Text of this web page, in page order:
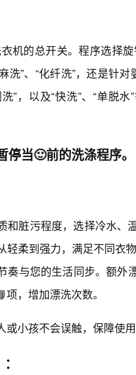
机的总开关。程序选择
洗”、“化纤洗”，还是针
”，以及“快洗”、“单脱
当🙂前的洗涤程序。
和脏污程度，选择冷水、
轻柔到强力，满足不同衣
奏与您的生活同步。额外
，增加漂洗次数。
小孩不会误触，保障使用